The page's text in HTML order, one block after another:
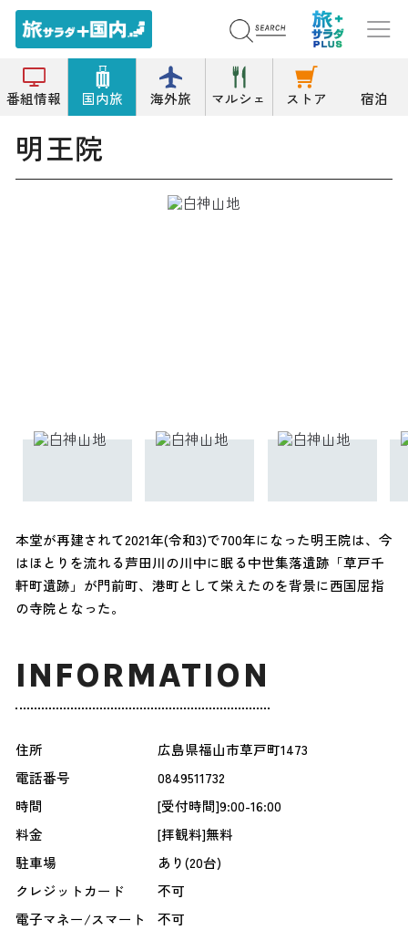
番組情報 国内旅 海外旅 マルシェ ストア 宿泊
トップ
明王院
本堂が再建されて2021年(令和3)で700年になった明王院は、今
はほとりを流れる芦田川の川中に眠る中世集落遺跡「草戸千
軒町遺跡」が門前町、港町として栄えたのを背景に西国屈指
の寺院となった。
INFORMATION
住所
広島県福山市草戸町1473
電話番号
0849511732
時間
[受付時間]9:00-16:00
料金
[拝観料]無料
駐車場
あり(20台)
クレジットカード
不可
電子マネー/スマート
不可